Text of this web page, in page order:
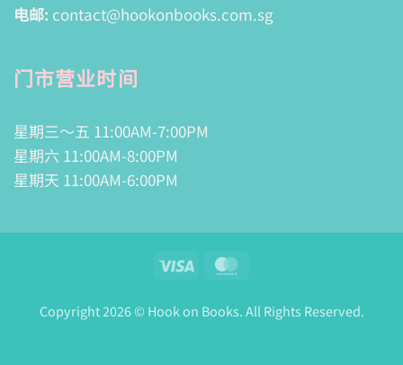
电邮: contact@hookonbooks.com.sg
门市营业时间
星期三～五 11:00AM-7:00PM
星期六 11:00AM-8:00PM
星期天 11:00AM-6:00PM
Visa
Copyright 2026 © Hook on Books. All Rights Reserved.